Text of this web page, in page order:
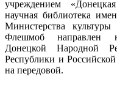
учреждением
научная библиотека
Министерства
Флешмоб направлен
Донецкой Народной
Республики и
на передовой.